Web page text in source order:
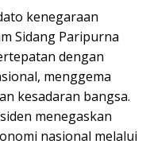
kenegaraan
Sidang Paripurna
dengan
menggema
kesadaran bangsa.
menegaskan
nasional melalui